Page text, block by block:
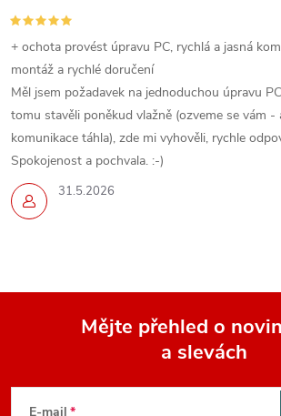
31.5.2026
+ ochota provést úpravu PC, rychlá a jasná
montáž a rychlé doručení
Měl jsem požadavek na jednoduchou úpravu
tomu stavěli poněkud vlažně (ozveme se vám -
komunikace táhla), zde mi vyhověli, rychle
Spokojenost a pochvala. :-)
Mějte přehled o
a slevách
E-mail